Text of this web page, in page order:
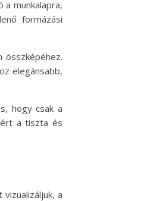
a munkalapra,
formázási
összképéhez.
elegánsabb,
hogy csak a
a tiszta és
a